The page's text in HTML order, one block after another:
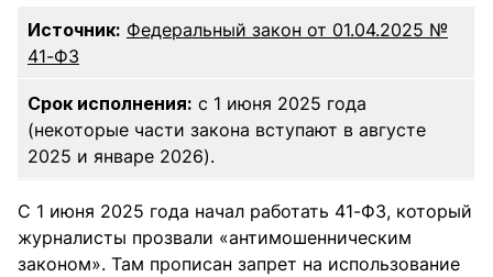
Источник: Федеральный закон от 01.04.2025 №
41-ФЗ
Срок исполнения: с 1 июня 2025 года
(некоторые части закона вступают в августе
2025 и январе 2026).
С 1 июня 2025 года начал работать 41-ФЗ, который
журналисты прозвали «антимошенническим
законом». Там прописан запрет на использование